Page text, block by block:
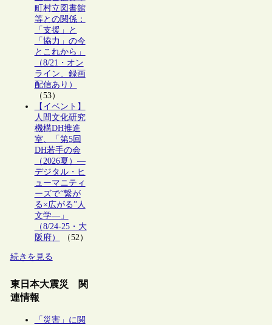
町村立図書館
等との関係：
「支援」と
「協力」の今
とこれから」
（8/21・オン
ライン、録画
配信あり）
（53）
【イベント】
人間文化研究
機構DH推進
室、「第5回
DH若手の会
（2026夏）―
デジタル・ヒ
ューマニティ
ーズで“繋が
る×広がる”人
文学―」
（8/24-25・大
阪府）
（52）
続きを見る
東日本大震災 関
連情報
「災害」に関